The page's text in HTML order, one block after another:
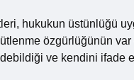
hukukun üstünlüğü
özgürlüğünün
ve kendini ifade